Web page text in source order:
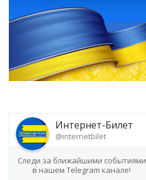
Интернет-Билет
@internetbilet
Следи за ближайшими событиями
в нашем Telegram канале!